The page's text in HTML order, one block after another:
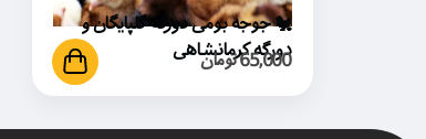
🐔 جوجه بومی دورگه گلپایگان و
دورگه کرمانشاهی
65,000تومان